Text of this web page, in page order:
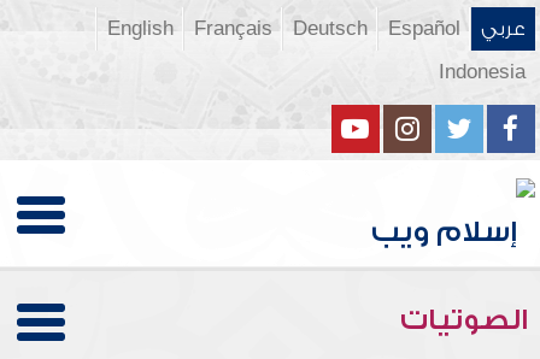
عربي Español
Deutsch
Français
English
Indonesia
الصوتيات